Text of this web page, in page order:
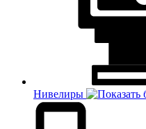
Нивелиры